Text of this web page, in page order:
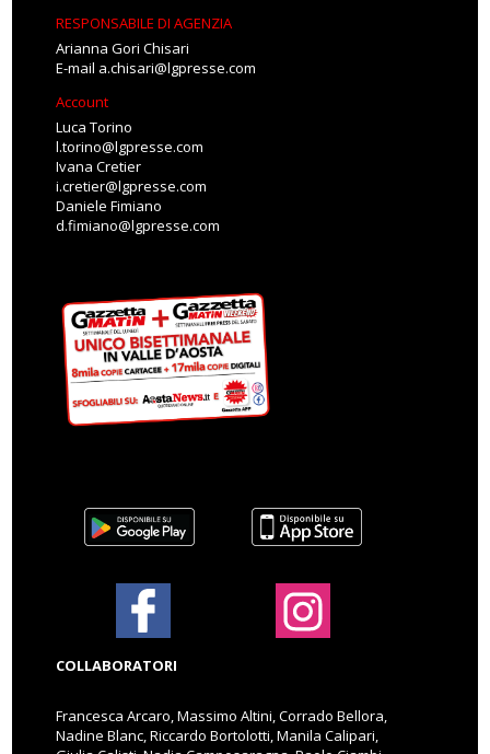
RESPONSABILE DI AGENZIA
Arianna Gori Chisari
E-mail a.chisari@lgpresse.com
Account
Luca Torino
l.torino@lgpresse.com
Ivana Cretier
i.cretier@lgpresse.com
Daniele Fimiano
d.fimiano@lgpresse.com
COLLABORATORI
Francesca Arcaro, Massimo Altini, Corrado Bellora,
Nadine Blanc, Riccardo Bortolotti, Manila Calipari,